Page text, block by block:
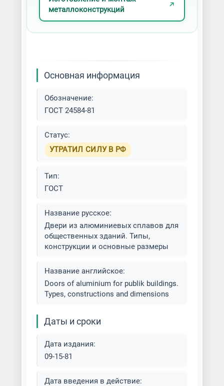
металлоконструкций
Основная информация
Обозначение:
ГОСТ 24584-81
Статус:
УТРАТИЛ СИЛУ В РФ
Тип:
ГОСТ
Название русское:
Двери из алюминиевых сплавов для
общественных зданий. Типы,
конструкции и основные размеры
Название английское:
Doors of aluminium for publik buildings.
Types, constructions and dimensions
Даты и сроки
Дата издания:
09-15-81
Дата введения в действие: